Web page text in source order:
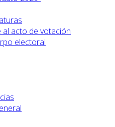
al acto de votación
electoral